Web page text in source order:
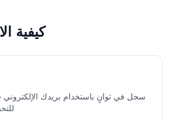
كيفية
سجل في ثوانٍ باستخدام بريدك